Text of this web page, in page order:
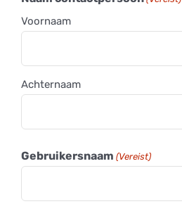
Voornaam
Achternaam
Gebruikersnaam (Vereist)